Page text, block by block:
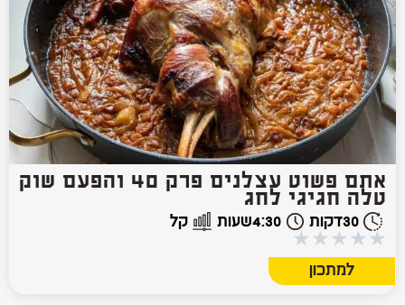
אתם פשוט עצלנים פרק 40 והפעם שוק
טלה חגיגי לחג
30דקות 4:30שעות קל
★
★
★
★
★
למתכון